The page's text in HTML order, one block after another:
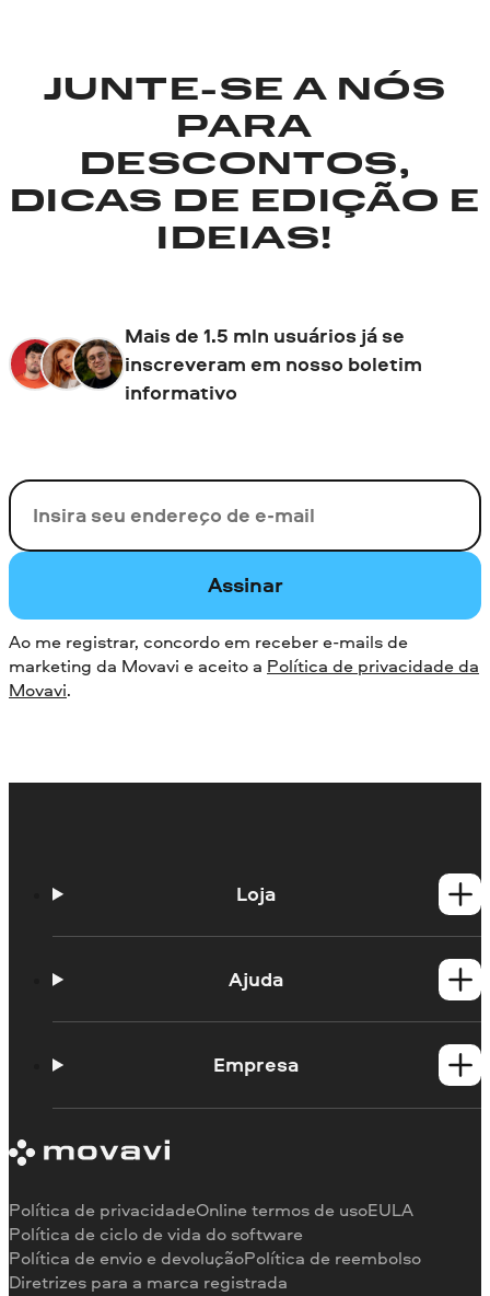
JUNTE-SE A NÓS
PARA
DESCONTOS,
DICAS DE EDIÇÃO E
IDEIAS!
Mais de 1.5 mln usuários já se
inscreveram em nosso boletim
informativo
Seu e-mail
Assinar
Ao me registrar, concordo em receber e-mails de
marketing da Movavi e aceito a Política de privacidade da
Movavi.
Loja
Produtos para Mac Ajuda
Portal de aprendizagem
Limitações da versão de teste
Reembolso
Empresa
Testemunhos
Por que nos escolher
Para o trabalho
Política de privacidadeOnline termos de usoEULA
Política de ciclo de vida do software
Política de envio e devoluçãoPolítica de reembolso
Diretrizes para a marca registrada